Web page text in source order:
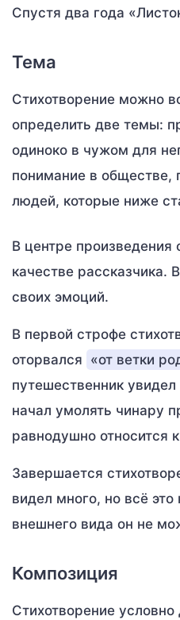
Спустя два года
Тема
Стихотворение можно
определить две темы:
одиноко в чужом для
понимание в обществе,
людей, которые ниже
В центре произведения
качестве рассказчика.
своих эмоций.
В первой строфе
оторвался «от ветки
путешественник
начал умолять чинару
равнодушно относится
Завершается
видел много, но всё
внешнего вида он не
Композиция
Стихотворение